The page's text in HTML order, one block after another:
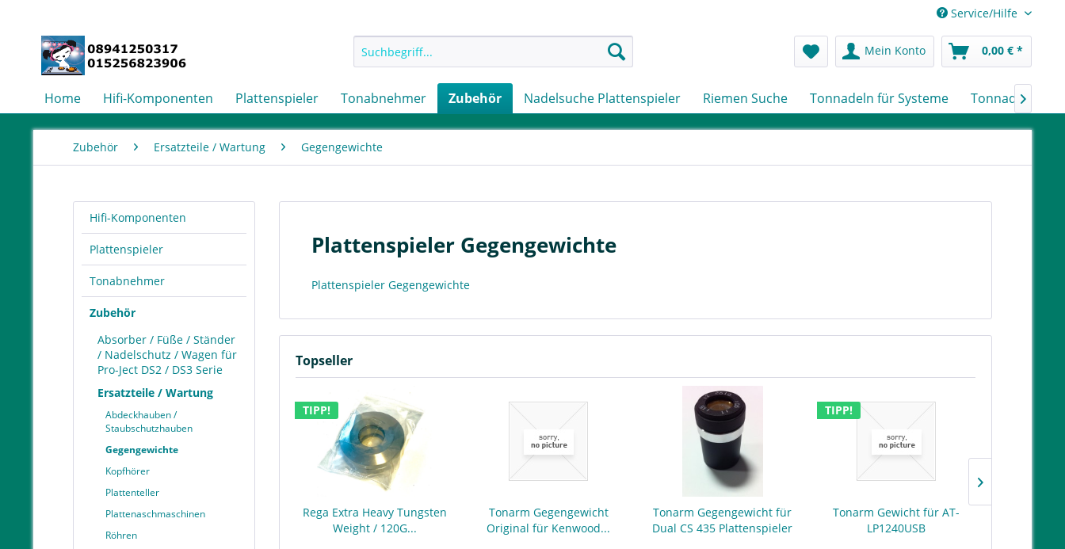
Service/Hilfe
Mein Konto 0,00 € *
Home Hifi-Komponenten Plattenspieler Tonabnehmer Zubehör Nadelsuche Plattenspieler Riemen Suche Tonnadeln für Systeme Tonnadeln

Zubehör Ersatzteile / Wartung Gegengewichte
Hifi-Komponenten
Plattenspieler
Tonabnehmer
Zubehör
Absorber / Füße / Ständer
/ Nadelschutz / Wagen für
Pro-Ject DS2 / DS3 Serie
Ersatzteile / Wartung
Abdeckhauben /
Staubschutzhauben
Gegengewichte
Kopfhörer
Plattenteller
Plattenaschmaschinen
Röhren
Plattenspieler Gegengewichte
Plattenspieler Gegengewichte
Topseller
TIPP!
Rega Extra Heavy Tungsten
Weight / 120G...
Tonarm Gegengewicht
Original für Kenwood...
Tonarm Gegengewicht für
Dual CS 435 Plattenspieler
TIPP!
Tonarm Gewicht für AT-
LP1240USB